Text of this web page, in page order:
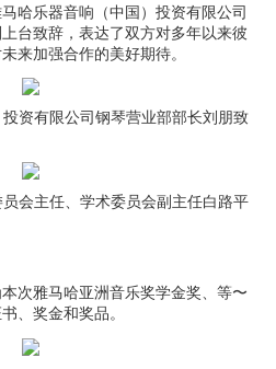
哈乐器音响（中国）投资有限公司
台致辞，表达了双方对多年以来彼
来加强合作的美好期待。
资有限公司钢琴营业部部长刘朋致
会主任、学术委员会副主任白路平
次雅马哈亚洲音乐奖学金奖、等〜
、奖金和奖品。